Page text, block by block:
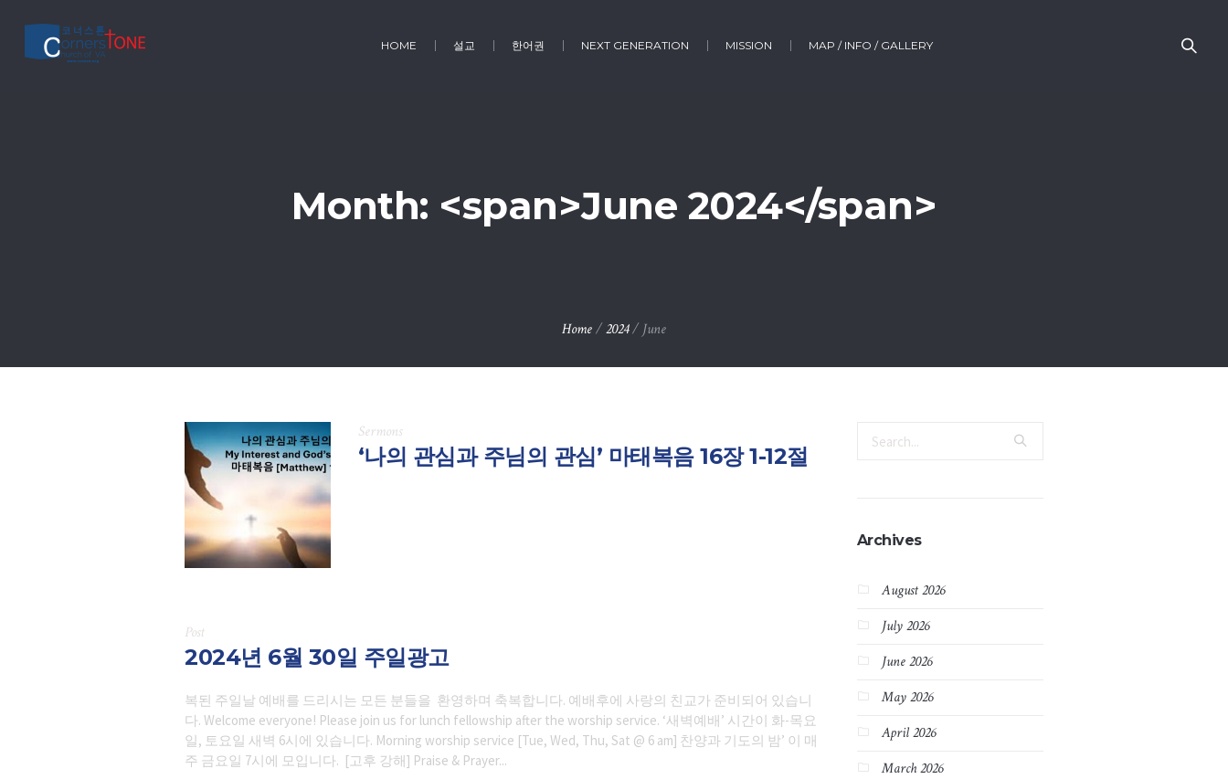
HOME 설교 한어권 NEXT GENERATION MISSION MAP / INFO / GALLERY
Month: <span>June 2024</span>
Home/2024/ June
Sermons
‘나의 관심과 주님의 관심’ 마태복음 16장 1-12절
Post
2024년 6월 30일 주일광고
복된 주일날 예배를 드리시는 모든 분들을 환영하며 축복합니다. 예배후에 사랑의 친교가 준비되어 있습니
다. Welcome everyone! Please join us for lunch fellowship after the worship service. ‘새벽예배’ 시간이 화-목요
일, 토요일 새벽 6시에 있습니다. Morning worship service [Tue, Wed, Thu, Sat @ 6 am] 찬양과 기도의 밤’ 이 매
주 금요일 7시에 모입니다. [고후 강해] Praise & Prayer...
Archives
August 2026
July 2026
June 2026
May 2026
April 2026
March 2026